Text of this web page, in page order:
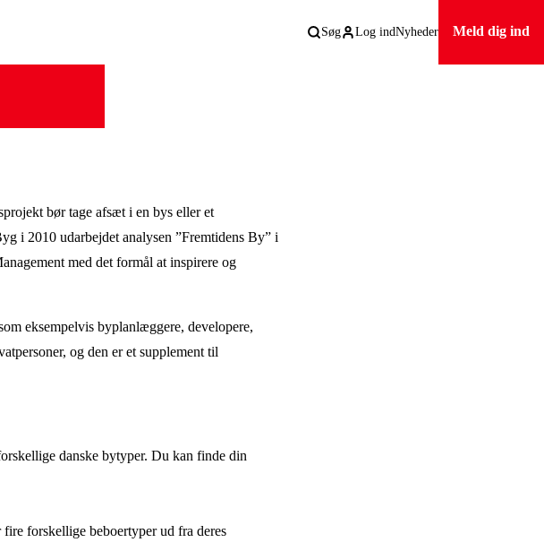
Søg Log indNyheder Meld dig ind
bør tage afsæt i en bys eller et
i 2010 udarbejdet analysen ”Fremtidens By” i
med det formål at inspirere og
eksempelvis byplanlæggere, developere,
og den er et supplement til
danske bytyper. Du kan finde din
forskellige beboertyper ud fra deres